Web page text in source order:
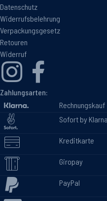
Datenschutz
Widerrufsbelehrung
Verpackungsgesetz
Retouren
Widerruf
Zahlungsarten:
Rechnungskauf
Sofort by Klarna
Kreditkarte
Giropay
PayPal